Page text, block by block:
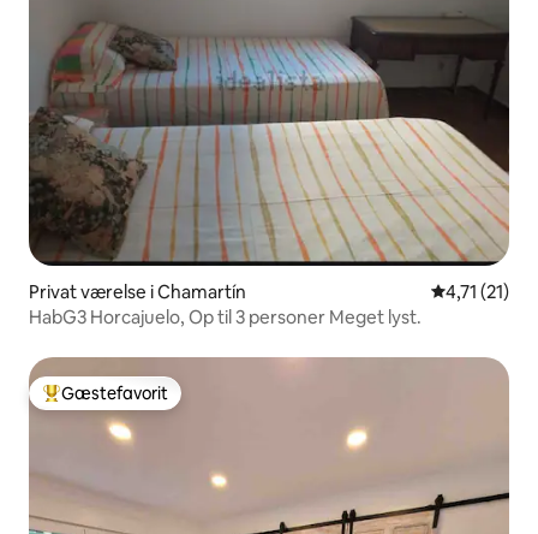
Privat værelse i Chamartín 4,71 ud af 5
4,71 (21)
HabG3 Horcajuelo, Op til 3 personer Meget lyst.
Bedste gæstefavorit
Gæstefavorit